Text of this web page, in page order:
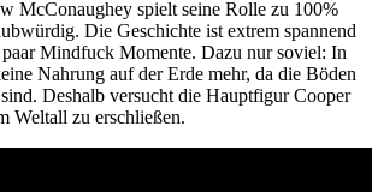
McConaughey spielt seine Rolle zu 100%
Die Geschichte ist extrem spannend
Mindfuck Momente. Dazu nur soviel: In
Nahrung auf der Erde mehr, da die Böden
Deshalb versucht die Hauptfigur Cooper
Weltall zu erschließen.